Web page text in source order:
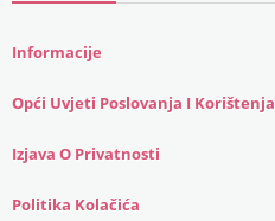
Informacije
Opći Uvjeti Poslovanja I Korištenja
Izjava O Privatnosti
Politika Kolačića